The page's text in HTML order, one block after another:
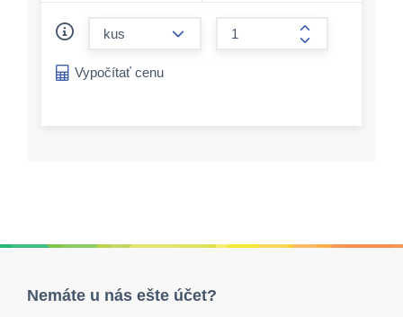
form.increase-
Vypočítať cenu
Nemáte u nás ešte účet?